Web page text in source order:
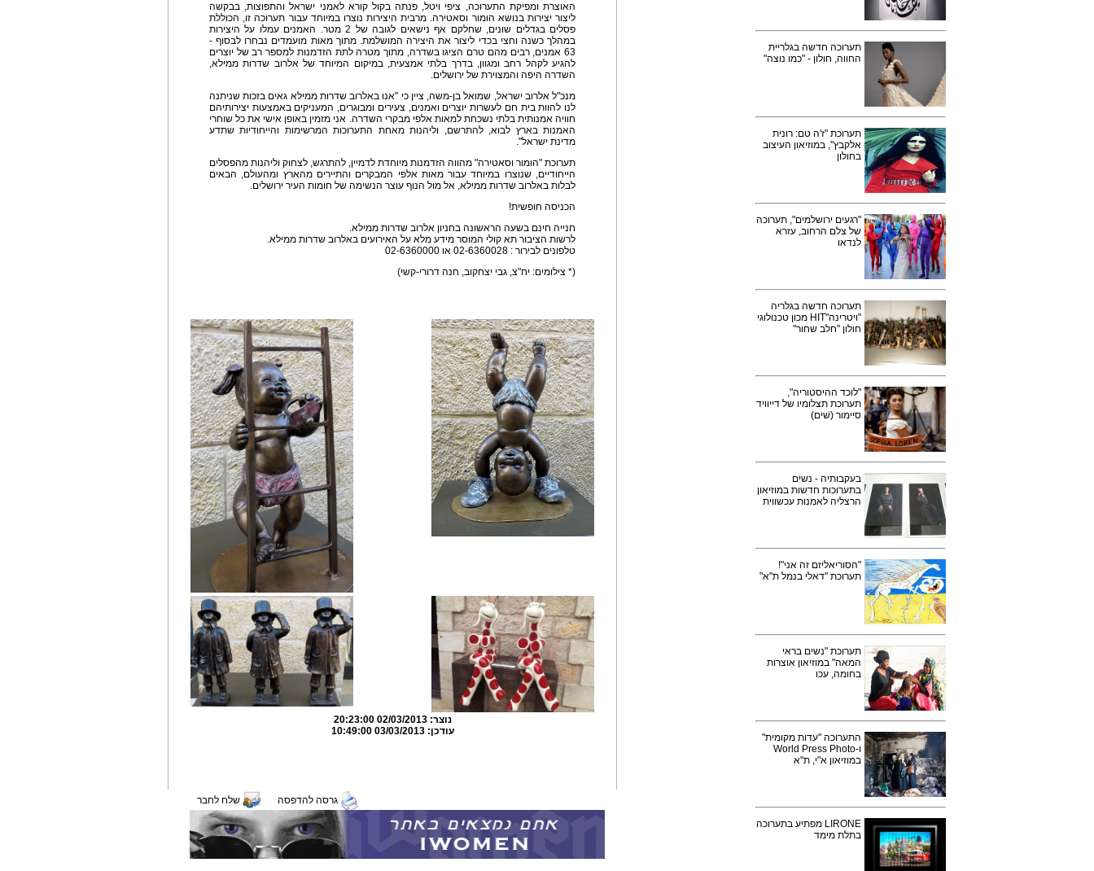
תערוכה חדשה בגלריית
החווה, חולון - "כמו נוצה"
תערוכת "ז'ה טם: רונית
אלקבץ", במוזיאון העיצוב
בחולון
"רגעים ירושלמים", תערוכה
של צלם הרחוב, עזרא
לנדאו
תערוכה חדשה בגלריה
"ויטרינה"HIT מכון טכנולוגי
חולון "חלב שחור"
"לוכד ההיסטוריה",
תערוכת תצלומיו של דייוויד
סיימור (שׁים)
בעקבותיה - נשים
בתערוכות חדשות במוזיאון
הרצליה לאמנות עכשווית
"הסוריאליזם זה אני"!
תערוכת "דאלי בנמל ת"א"
תערוכת "נשים בראי
המאה" במוזיאון אוצרות
בחומה, עכו
התערוכה "עדות מקומית"
ו-World Press Photo
במוזיאון א"י, ת"א
LIRONE מפתיע בתערוכה
בתלת מימד
האוצרת ומפיקת התערוכה, ציפי ויטל, פנתה בקול קורא לאמני ישראל והתפוצות, בבקשה
ליצור יצירות בנושא הומור וסאטירה. מרבית היצירות נוצרו במיוחד עבור תערוכה זו, הכוללת
פסלים בגדלים שונים, שחלקם אף נישאים לגובה של 2 מטר. האמנים עמלו על היצירות
במהלך כשנה וחצי בכדי ליצור את היצירה המושלמת. מתוך מאות מועמדים נבחרו לבסוף -
63 אמנים, רבים מהם טרם הציגו בשדרה, מתוך מטרה לתת הזדמנות למספר רב של יוצרים
להגיע לקהל רחב ומגוון, בדרך בלתי אמצעית, במיקום המיוחד של אלרוב שדרות ממילא,
השדרה היפה והמצוירת של ירושלים.
מנכ"ל אלרוב ישראל, שמואל בן-משה, ציין כי "אנו באלרוב שדרות ממילא גאים בזכות שניתנה
לנו להוות בית חם לעשרות יוצרים ואמנים, צעירים ומבוגרים, המעניקים באמצעות יצירותיהם
חוויה אמנותית בלתי נשכחת למאות אלפי מבקרי השדרה. אני מזמין באופן אישי את כל שוחרי
האמנות בארץ לבוא, להתרשם, וליהנות מאחת התערוכות המרשימות והייחודיות שתדע
מדינת ישראל".
תערוכת "הומור וסאטירה" מהווה הזדמנות מיוחדת לדמיין, להתרגש, לצחוק וליהנות מהפסלים
הייחודיים, שנוצרו במיוחד עבור מאות אלפי המבקרים והתיירים מהארץ ומהעולם, הבאים
לבלות באלרוב שדרות ממילא, אל מול הנוף עוצר הנשימה של חומות העיר ירושלים.
הכניסה חופשית!
חנייה חינם בשעה הראשונה בחניון אלרוב שדרות ממילא.
לרשות הציבור תא קולי המוסר מידע מלא על האירועים באלרוב שדרות ממילא.
טלפונים לבירור : 02-6360028 או 02-6360000
(* צילומים: יח"צ, גבי יצחקוב, חנה דרורי-קשי)
נוצר:02/03/2013 20:23:00
עודכן:03/03/2013 10:49:00
גרסה להדפסה שלח לחבר